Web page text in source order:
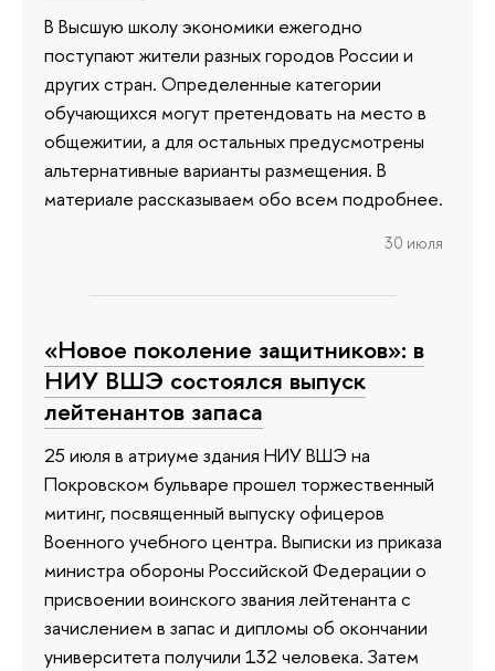
В Высшую школу экономики ежегодно
поступают жители разных городов России и
других стран. Определенные категории
обучающихся могут претендовать на место в
общежитии, а для остальных предусмотрены
альтернативные варианты размещения. В
материале рассказываем обо всем подробнее.
30 июля
«Новое поколение защитников»: в
НИУ ВШЭ состоялся выпуск
лейтенантов запаса
25 июля в атриуме здания НИУ ВШЭ на
Покровском бульваре прошел торжественный
митинг, посвященный выпуску офицеров
Военного учебного центра. Выписки из приказа
министра обороны Российской Федерации о
присвоении воинского звания лейтенанта с
зачислением в запас и дипломы об окончании
университета получили 132 человека. Затем